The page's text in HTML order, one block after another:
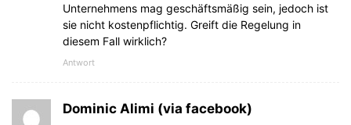
Unternehmens mag geschäftsmäßig sein, jedoch ist
sie nicht kostenpflichtig. Greift die Regelung in
diesem Fall wirklich?
Antwort
Dominic Alimi (via facebook)